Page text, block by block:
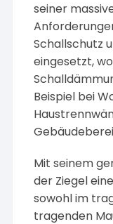
seiner
Schallschutz
eingesetzt,
Beispiel bei
Mit seinem
der Ziegel
sowohl im
tragenden